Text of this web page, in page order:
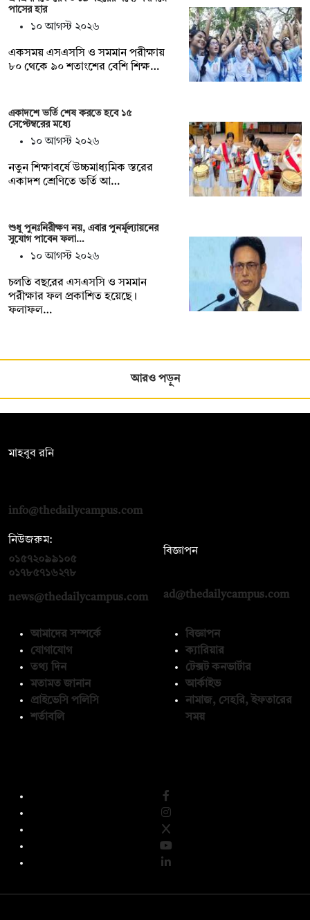
পাসের হার
১০ আগস্ট ২০২৬
একসময় এসএসসি ও সমমান পরীক্ষায়
৮০ থেকে ৯০ শতাংশের বেশি শিক্ষ…
একাদশে ভর্তি শেষ করতে হবে ১৫
সেপ্টেম্বরের মধ্যে
১০ আগস্ট ২০২৬
নতুন শিক্ষাবর্ষে উচ্চমাধ্যমিক স্তরের
একাদশ শ্রেণিতে ভর্তি আ…
শুধু পুনঃনিরীক্ষণ নয়, এবার পুনর্মূল্যায়নের
সুযোগ পাবেন ফলা…
১০ আগস্ট ২০২৬
চলতি বছরের এসএসসি ও সমমান
পরীক্ষার ফল প্রকাশিত হয়েছে।
ফলাফল…
আরও পড়ুন
মাহবুব রনি
info@thedailycampus.com
নিউজরুম:
০১৫৭২০৯৯১০৫
০১৭৮৫৭১৬২৭৮
news@thedailycampus.com
বিজ্ঞাপন
ad@thedailycampus.com
আমাদের সম্পর্কে
যোগাযোগ
তথ্য দিন
মতামত জানান
প্রাইভেসি পলিসি
শর্তাবলি
বিজ্ঞাপন
ক্যারিয়ার
টেক্সট কনভার্টার
আর্কাইভ
নামাজ, সেহরি, ইফতারের
সময়